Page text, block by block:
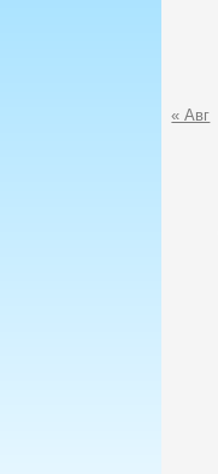
« Авг